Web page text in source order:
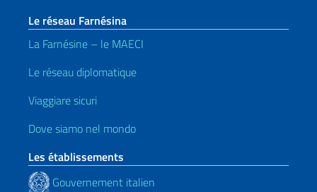
Le réseau Farnésina
La Farnésine – le MAECI
Le réseau diplomatique
Viaggiare sicuri
Dove siamo nel mondo
Les établissements
Gouvernement italien